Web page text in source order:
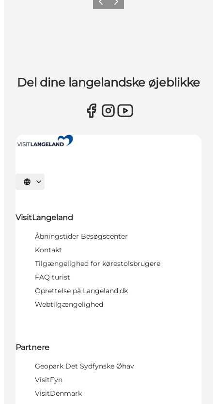
ForrigeNæste
Del dine langelandske øjeblikke
Vælg sprog
VisitLangeland
Åbningstider Besøgscenter
Kontakt
Tilgængelighed for kørestolsbrugere
FAQ turist
Oprettelse på Langeland.dk
Webtilgængelighed
Partnere
Geopark Det Sydfynske Øhav
VisitFyn
VisitDenmark